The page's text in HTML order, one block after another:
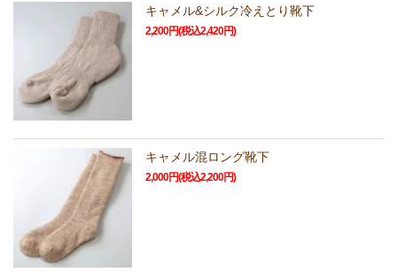
キャメル&シルク冷えとり靴下
2,200円(税込2,420円)
キャメル混ロング靴下
2,000円(税込2,200円)